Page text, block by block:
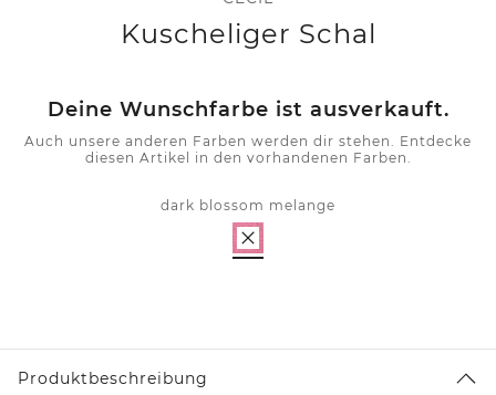
Kuscheliger Schal
Deine Wunschfarbe ist ausverkauft.
Auch unsere anderen Farben werden dir stehen. Entdecke
diesen Artikel in den vorhandenen Farben.
dark blossom melange
Produktbeschreibung